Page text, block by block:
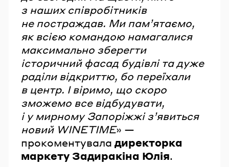
з наших співробітників
не постраждав. Ми пам’ятаємо,
як всією командою намагалися
максимально зберегти
історичний фасад будівлі та дуже
раділи відкриттю, бо переїхали
в центр. І віримо, що скоро
зможемо все відбудувати,
і у мирному Запоріжжі з’явиться
новий WINETIME» —
прокоментувала директорка
маркету Задиракіна Юлія.